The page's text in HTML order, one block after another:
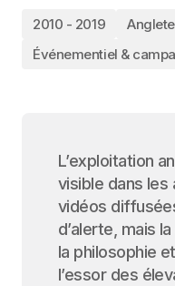
2010 - 2019
Événementiel &
L’exploitation
visible dans les
vidéos
d’alerte, mais
la philosophie
l’essor des